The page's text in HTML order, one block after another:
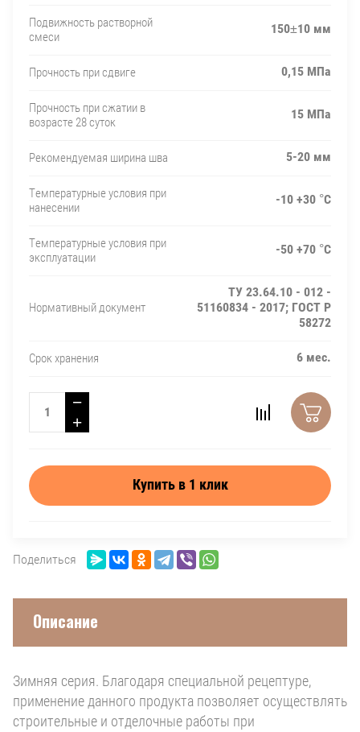
Подвижность растворной
смеси
150±10 мм
Прочность при сдвиге 0,15 МПа
Прочность при сжатии в
возрасте 28 суток
15 МПа
Рекомендуемая ширина шва 5-20 мм
Температурные условия при
нанесении
-10 +30 °C
Температурные условия при
эксплуатации
-50 +70 °C
Нормативный документ
ТУ 23.64.10 - 012 -
51160834 - 2017; ГОСТ Р
58272
Срок хранения 6 мес.
−
+
Купить в 1 клик
Поделиться
Описание
Зимняя серия. Благодаря специальной рецептуре,
применение данного продукта позволяет осуществлять
строительные и отделочные работы при